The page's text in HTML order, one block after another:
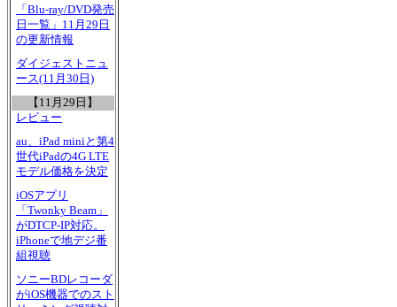
「Blu-ray/DVD発売
日一覧」11月29日
の更新情報
ダイジェストニュ
ース(11月30日)
【11月29日】
レビュー
au、iPad miniと第4
世代iPadの4G LTE
モデル価格を決定
iOSアプリ
「Twonky Beam」
がDTCP-IP対応。
iPhoneで地デジ番
組視聴
ソニーBDレコーダ
がiOS機器でのスト